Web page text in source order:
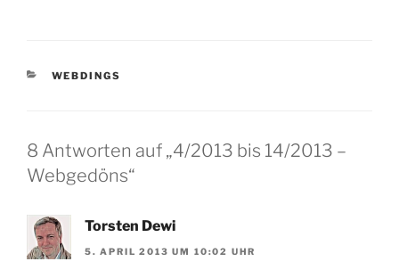
KATEGORIEN
WEBDINGS
8 Antworten auf „4/2013 bis 14/2013 –
Webgedöns“
Torsten Dewi
5. APRIL 2013 UM 10:02 UHR